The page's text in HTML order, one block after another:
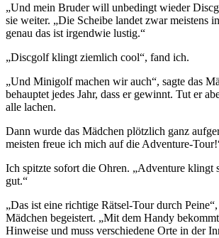
„Und mein Bruder will unbedingt wieder
sie weiter. „Die Scheibe landet zwar meistens
genau das ist irgendwie lustig.“
„Discgolf klingt ziemlich cool“, fand ich.
„Und Minigolf machen wir auch“, sagte das
behauptet jedes Jahr, dass er gewinnt. Tut er
alle lachen.
Dann wurde das Mädchen plötzlich ganz
meisten freue ich mich auf die Adventure-
Ich spitzte sofort die Ohren. „Adventure klingt
gut.“
„Das ist eine richtige Rätsel-Tour durch
Mädchen begeistert. „Mit dem Handy
Hinweise und muss verschiedene Orte in der